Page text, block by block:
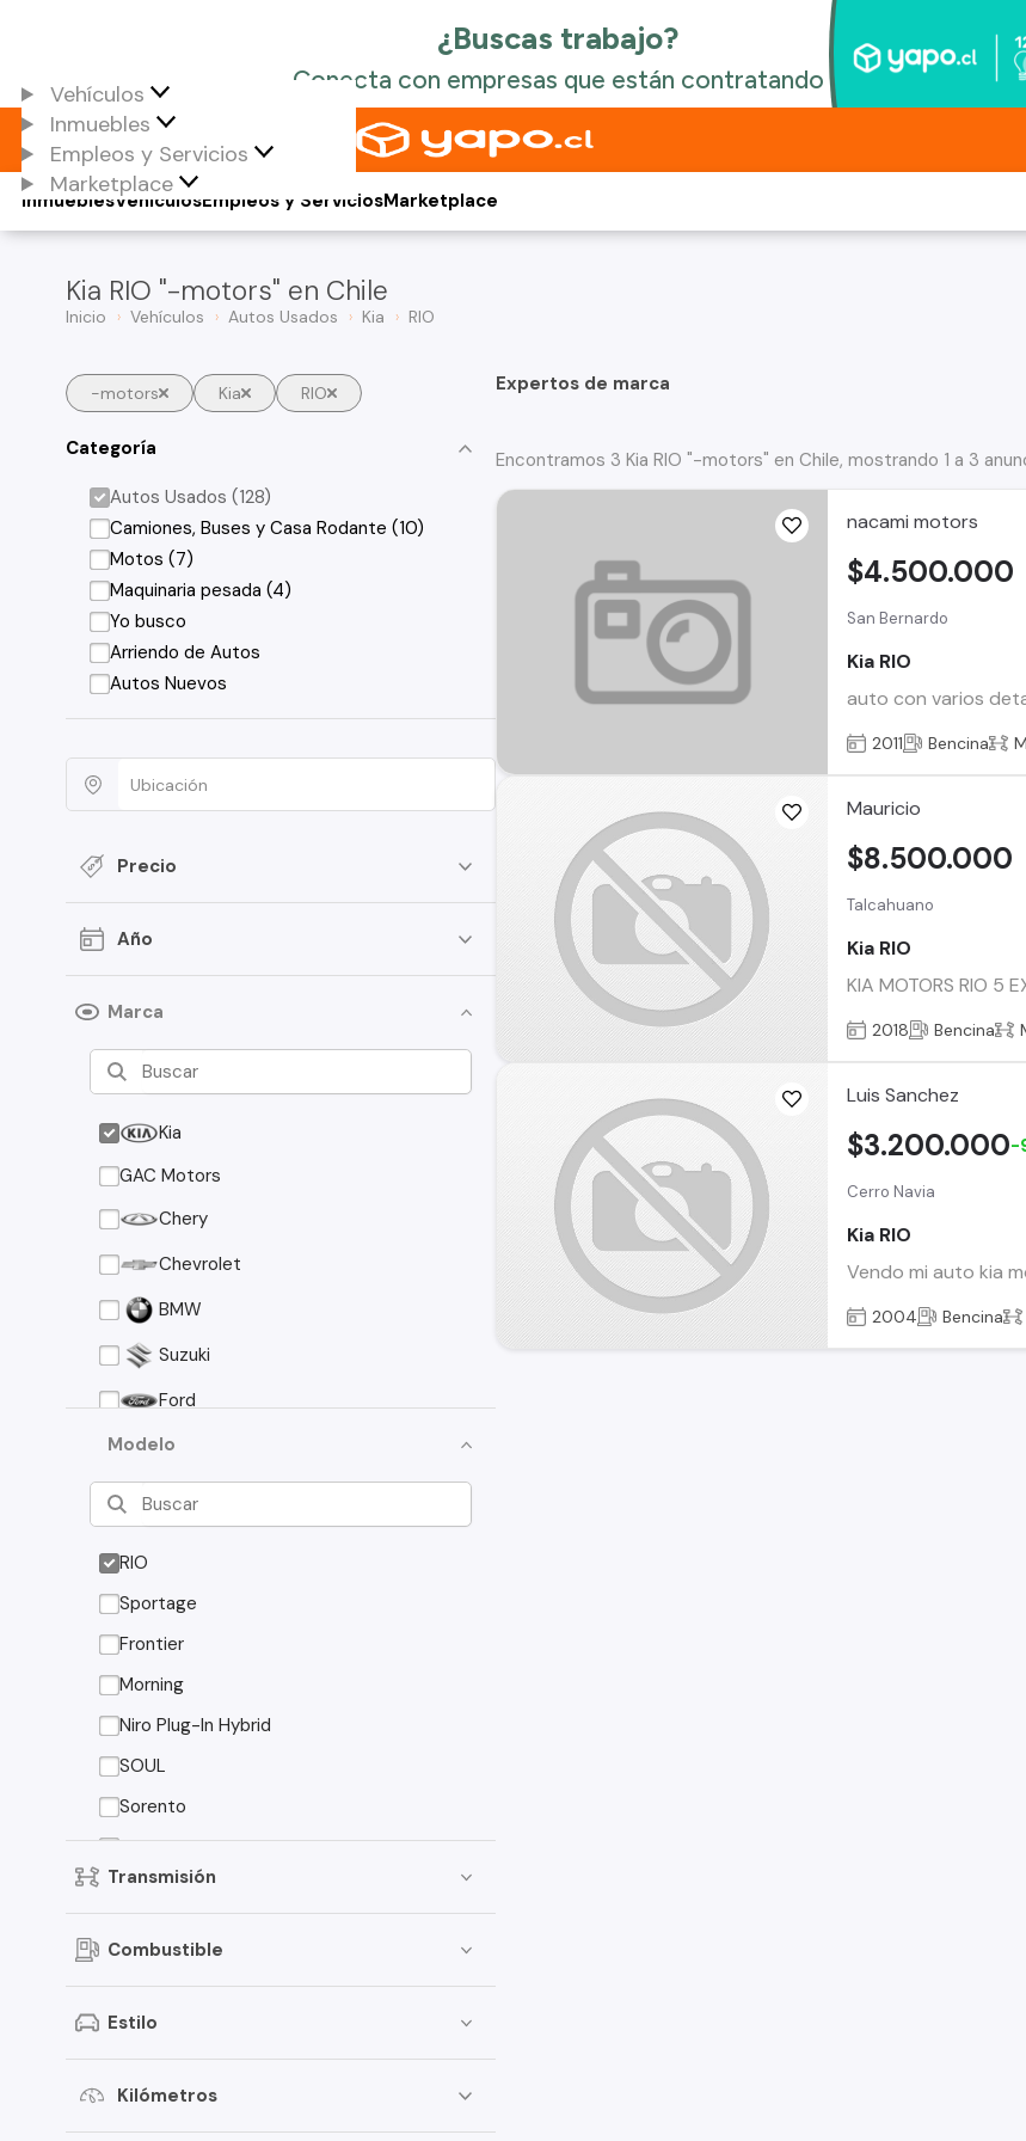
Vehículos
Inmuebles
Empleos y Servicios
Marketplace
Vehículos
Inmuebles Empleos y ServiciosMarketplace
Kia RIO "-motors" en Chile
Inicio Vehículos Autos Usados Kia RIO
-motors Kia RIO
Categoría
Autos Usados (128)
Camiones, Buses y Casa Rodante (10)
Motos (7)
Maquinaria pesada (4)
Yo busco
Arriendo de Autos
Autos Nuevos
Precio
Año
Marca
Kia
GAC Motors
Chery
Chevrolet
BMW
Suzuki
Ford
Asia Motors
Mazda
Volkswagen
Foton
Jeep
Mitsubishi
Audi
Haval
Honda
Modelo
RIO
Sportage
Frontier
Morning
Niro Plug-In Hybrid
SOUL
Sorento
Sorento EX
Transmisión
Combustible
Estilo
Kilómetros
Expertos de marca
Encontramos 3 Kia RIO "-motors" en Chile, mostrando 1 a 3
nacami motors
San Bernardo
Kia RIO
auto con varios
$4.500.000
2011 Bencina
Mauricio
Talcahuano
Kia RIO
KIA MOTORS RIO
$8.500.000
2018 Bencina
Luis Sanchez
Cerro Navia
Kia RIO
Vendo mi auto kia
$3.200.000-
2004 Bencina